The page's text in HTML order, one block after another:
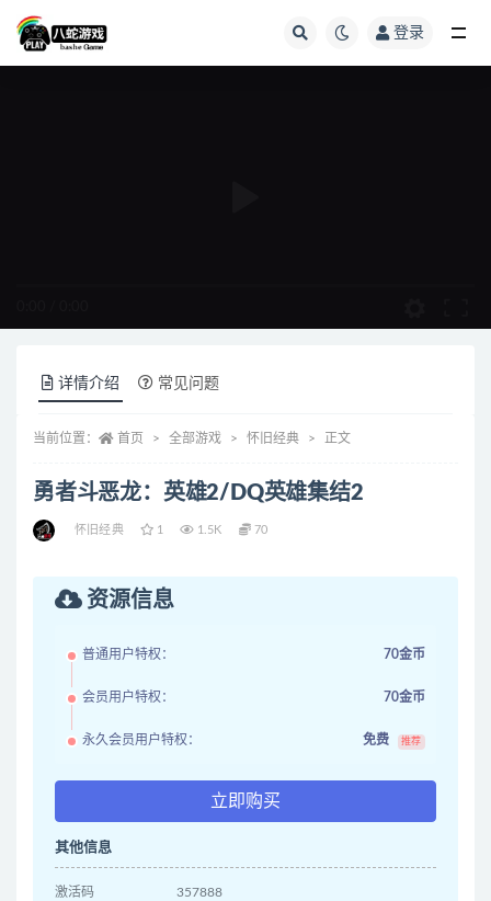
登录
详情介绍 常见问题
当前位置： 首页 全部游戏 怀旧经典 正文
勇者斗恶龙：英雄2/DQ英雄集结2
怀旧经典 1 1.5K 70
资源信息
普通用户特权： 70金币
会员用户特权： 70金币
永久会员用户特权： 免费 推荐
立即购买
其他信息
激活码 357888